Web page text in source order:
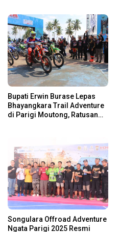
Bupati Erwin Burase Lepas
Bhayangkara Trail Adventure
di Parigi Moutong, Ratusan
Songulara Offroad Adventure
Ngata Parigi 2025 Resmi